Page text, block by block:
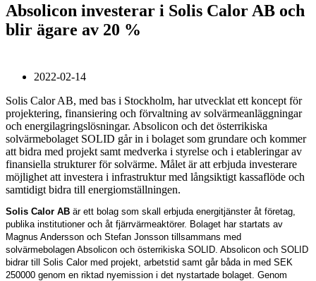
Absolicon investerar i Solis Calor AB och
blir ägare av 20 %
2022-02-14
Solis Calor AB, med bas i Stockholm, har utvecklat ett koncept för
projektering, finansiering och förvaltning av solvärmeanläggningar
och energilagringslösningar. Absolicon och det österrikiska
solvärmebolaget SOLID går in i bolaget som grundare och kommer
att bidra med projekt samt medverka i styrelse och i etableringar av
finansiella strukturer för solvärme. Målet är att erbjuda investerare
möjlighet att investera i infrastruktur med långsiktigt kassaflöde och
samtidigt bidra till energiomställningen.
Solis Calor AB är ett bolag som skall erbjuda energitjänster åt företag,
publika institutioner och åt fjärrvärmeaktörer. Bolaget har startats av
Magnus Andersson och Stefan Jonsson tillsammans med
solvärmebolagen Absolicon och österrikiska SOLID. Absolicon och SOLID
bidrar till Solis Calor med projekt, arbetstid samt går båda in med SEK
250000 genom en riktad nyemission i det nystartade bolaget. Genom